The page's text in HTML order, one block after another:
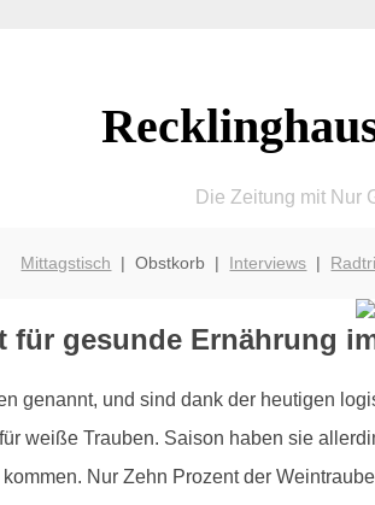
Die Zeitung mit Nur
Mittagstisch | Obstkorb | Interviews |
für gesunde Ernährung
genannt, und sind dank der heutigen
weiße Trauben. Saison haben sie
Nur Zehn Prozent der